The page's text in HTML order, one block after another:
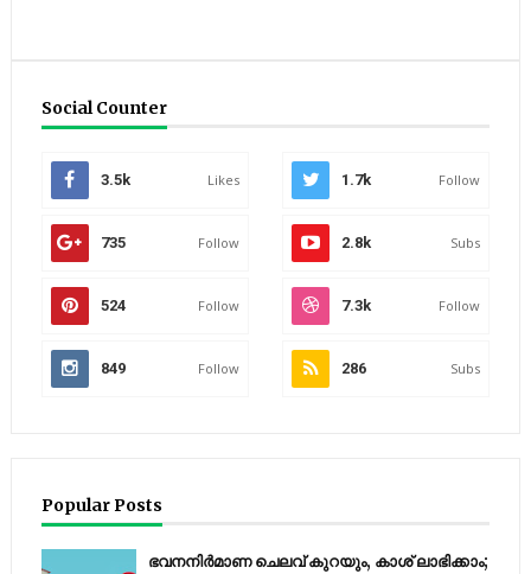
Social Counter
3.5k Likes 1.7k Follow
735 Follow 2.8k Subs
524 Follow 7.3k Follow
849 Follow 286 Subs
Popular Posts
ഭവനനിർമാണ ചെലവ് കുറയും, കാശ് ലാഭിക്കാം;